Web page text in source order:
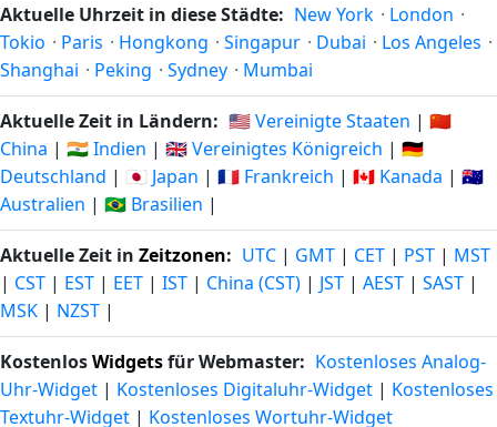
Aktuelle Uhrzeit in diese Städte: New York · London ·
Tokio · Paris · Hongkong · Singapur · Dubai · Los Angeles ·
Shanghai · Peking · Sydney · Mumbai
Aktuelle Zeit in Ländern: 🇺🇸 Vereinigte Staaten | 🇨🇳
China | 🇮🇳 Indien | 🇬🇧 Vereinigtes Königreich | 🇩🇪
Deutschland | 🇯🇵 Japan | 🇫🇷 Frankreich | 🇨🇦 Kanada | 🇦🇺
Australien | 🇧🇷 Brasilien |
Aktuelle Zeit in Zeitzonen: UTC | GMT | CET | PST | MST
| CST | EST | EET | IST | China (CST) | JST | AEST | SAST |
MSK | NZST |
KostenlosWidgetsfür Webmaster: Kostenloses Analog-
Uhr-Widget | Kostenloses Digitaluhr-Widget | Kostenloses
Textuhr-Widget | Kostenloses Wortuhr-Widget